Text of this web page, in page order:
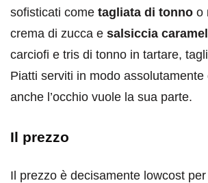
sofisticati come tagliata di tonno o
crema di zucca e salsiccia
carciofi e tris di tonno in tartare,
Piatti serviti in modo
anche l’occhio vuole la sua parte.
Il prezzo
Il prezzo è decisamente lowcost